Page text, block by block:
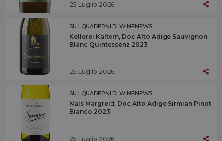
25 Luglio 2026
SU I QUADERNI DI WINENEWS
Kellerei Kaltern, Doc Alto Adige Sauvignon
Blanc Quintessenz 2023
25 Luglio 2026
SU I QUADERNI DI WINENEWS
Nals Margreid, Doc Alto Adige Sirmian Pinot
Bianco 2023
25 Luglio 2026